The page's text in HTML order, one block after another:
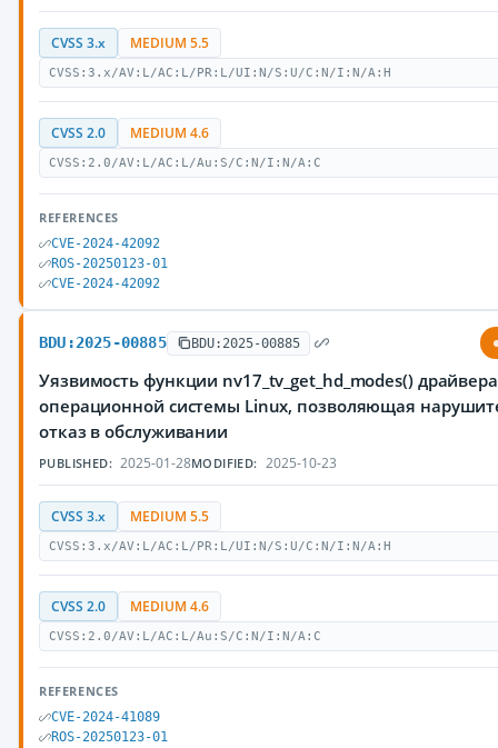
CVSS 3.x MEDIUM 5.5
CVSS:3.x/AV:L/AC:L/PR:L/UI:N/S:U/C:N/I:N/A:H
CVSS 2.0 MEDIUM 4.6
CVSS:2.0/AV:L/AC:L/Au:S/C:N/I:N/A:C
REFERENCES
CVE-2024-42092
ROS-20250123-01
CVE-2024-42092
BDU:2025-00885 BDU:2025-00885
Уязвимость функции nv17_tv_get_hd_modes()
операционной системы Linux, позволяющая
отказ в обслуживании
PUBLISHED: 2025-01-28MODIFIED: 2025-10-23
CVSS 3.x MEDIUM 5.5
CVSS:3.x/AV:L/AC:L/PR:L/UI:N/S:U/C:N/I:N/A:H
CVSS 2.0 MEDIUM 4.6
CVSS:2.0/AV:L/AC:L/Au:S/C:N/I:N/A:C
REFERENCES
CVE-2024-41089
ROS-20250123-01